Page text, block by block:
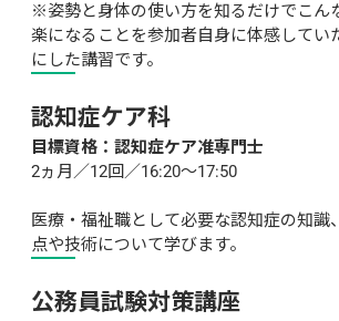
※姿勢と身体の使い方を知るだけでこん
楽になることを参加者自身に体感してい
にした講習です。
認知症ケア科
目標資格：認知症ケア准専門士
2ヵ月／12回／16:20～17:50
医療・福祉職として必要な認知症の知識
点や技術について学びます。
公務員試験対策講座